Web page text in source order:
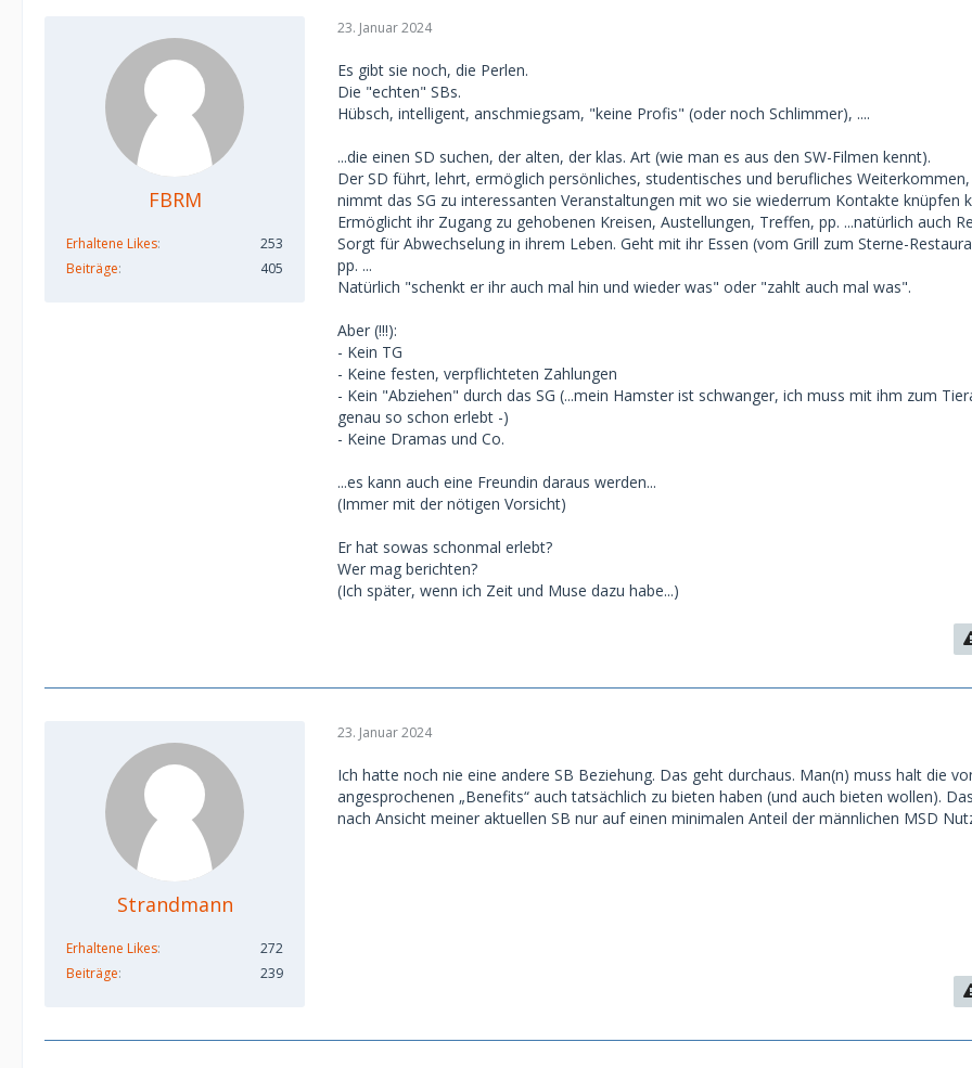
FBRM
Erhaltene Likes
253
Beiträge
405
23. Januar 2024
Es gibt sie noch, die Perlen.
Die "echten" SBs.
Hübsch, intelligent, anschmiegsam, "keine Profis" (oder noch Schlimmer), ....
...die einen SD suchen, der alten, der klas. Art (wie man es aus den SW-Filmen kennt).
Der SD führt, lehrt, ermöglich persönliches, studentisches und berufliches
nimmt das SG zu interessanten Veranstaltungen mit wo sie wiederrum Kontakte knüpfen
Ermöglicht ihr Zugang zu gehobenen Kreisen, Austellungen, Treffen, pp. ...natürlich auch
Sorgt für Abwechselung in ihrem Leben. Geht mit ihr Essen (vom Grill zum Sterne-
pp. ...
Natürlich "schenkt er ihr auch mal hin und wieder was" oder "zahlt auch mal was".
Aber (!!!):
- Kein TG
- Keine festen, verpflichteten Zahlungen
- Kein "Abziehen" durch das SG (...mein Hamster ist schwanger, ich muss mit ihm zum
genau so schon erlebt -)
- Keine Dramas und Co.
...es kann auch eine Freundin daraus werden...
(Immer mit der nötigen Vorsicht)
Er hat sowas schonmal erlebt?
Wer mag berichten?
(Ich später, wenn ich Zeit und Muse dazu habe...)
Strandmann
Erhaltene Likes
272
Beiträge
239
23. Januar 2024
Ich hatte noch nie eine andere SB Beziehung. Das geht durchaus. Man(n) muss halt die
angesprochenen „Benefits“ auch tatsächlich zu bieten haben (und auch bieten wollen).
nach Ansicht meiner aktuellen SB nur auf einen minimalen Anteil der männlichen MSD